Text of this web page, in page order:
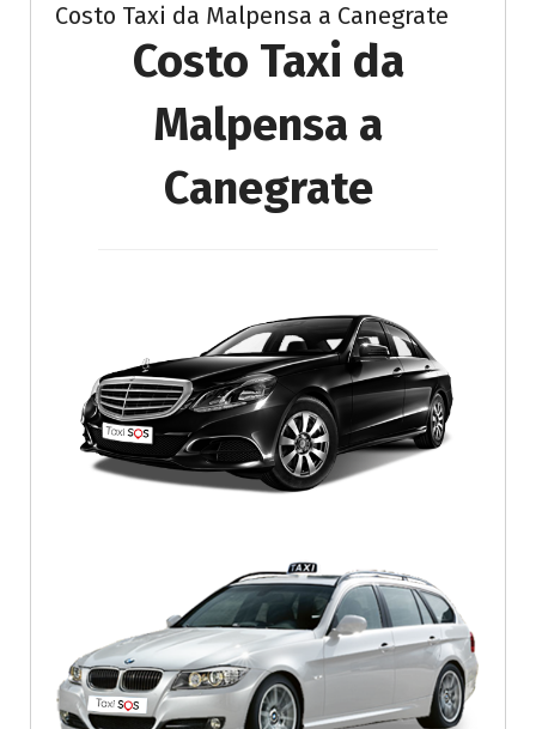
Costo Taxi da Malpensa a Canegrate
Costo Taxi da
Malpensa a
Canegrate